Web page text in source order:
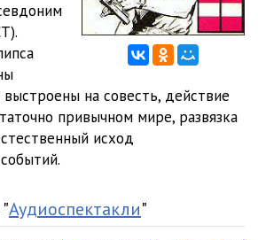
на совесть, действие
привычном мире, развязка
исход
Аудиоспектакли"